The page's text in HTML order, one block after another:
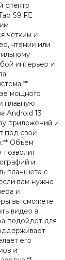
спектр
S9 FE
чётким и
чтении или
интерьер и
мощного
плавную
Android 13
приложений и
под свои
Объём
позволит
и
планшета с
вам нужно
и
вы сможете
видео в
подойдёт для
его
и